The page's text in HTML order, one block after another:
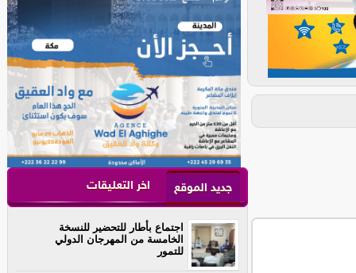
جديد الموقع اخر التعليقات
اجتماع بأطار للتحضير للنسخة
الخامسة من المهرجان الدولي
للتمور